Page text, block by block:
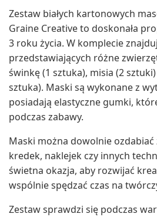
Zestaw białych kartonowych
Graine Creative to doskonała
3 roku życia. W komplecie
przedstawiających różne
świnkę (1 sztuka), misia (2
sztuka). Maski są wykonane z
posiadają elastyczne gumki,
podczas zabawy.
Maski można dowolnie
kredek, naklejek czy innych
świetna okazja, aby rozwijać
wspólnie spędzać czas na
Zestaw sprawdzi się podczas